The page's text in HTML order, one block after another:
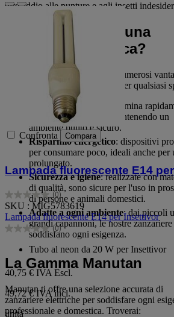
dire addio alle punture e agli insetti
Perché Scegliere una
Zanzariera Elettrica?
Una zanzariera elettrica offre numerosi
che la rendono indispensabile per qualsiasi
Protezione continua
: elimina
zanzare e altri insetti, mantenendo un
ambiente pulito e sicuro.
Risparmio energetico: dispositivi
per consumare poco, ideali anche per
prolungato.
Sicurezza e igiene: realizzate con
di qualità, sono sicure per l'uso in
di persone e animali domestici.
Adatte a ogni ambiente: dai piccoli
grandi capannoni, le nostre zanzariere
soddisfano ogni esigenza.
La Gamma Manutan
Manutan ti offre una selezione accurata di
zanzariere elettriche per soddisfare ogni
professionale e domestica. Troverai:
Confronta Compara
Lampada fluorescente E14
(0)
0.0
su
5
stelle.
SKU : MIG5783619
Lampada fluorescente E14 per Insettivor
(0)
0.0
stelle.
Tubo al neon da 20 W per Insettivor
40,75 € IVA Escl.
49,72 € IVA incl.
unità